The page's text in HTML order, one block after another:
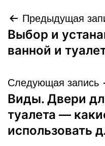
Навигация
по
Предыдущая
Выбор и
ванной и
Следующая запись
Виды. Двери
туалета —
использовать